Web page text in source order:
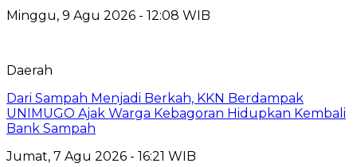
Minggu, 9 Agu 2026 - 12:08 WIB
Daerah
Dari Sampah Menjadi Berkah, KKN Berdampak
UNIMUGO Ajak Warga Kebagoran Hidupkan Kembali
Bank Sampah
Jumat, 7 Agu 2026 - 16:21 WIB